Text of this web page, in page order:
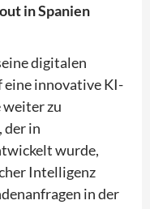
in Spanien
digitalen
eine innovative KI-
weiter zu
der in
wurde,
Intelligenz
in der